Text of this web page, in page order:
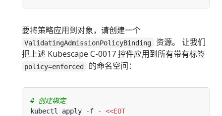
要将策略应用到对象，请创建一个
ValidatingAdmissionPolicyBinding
资源。 让我们
把上述 Kubescape C-0017 控件应用到所有带有标签
policy=enforced 的命名空间：
# 创建绑定
kubectl apply -f -